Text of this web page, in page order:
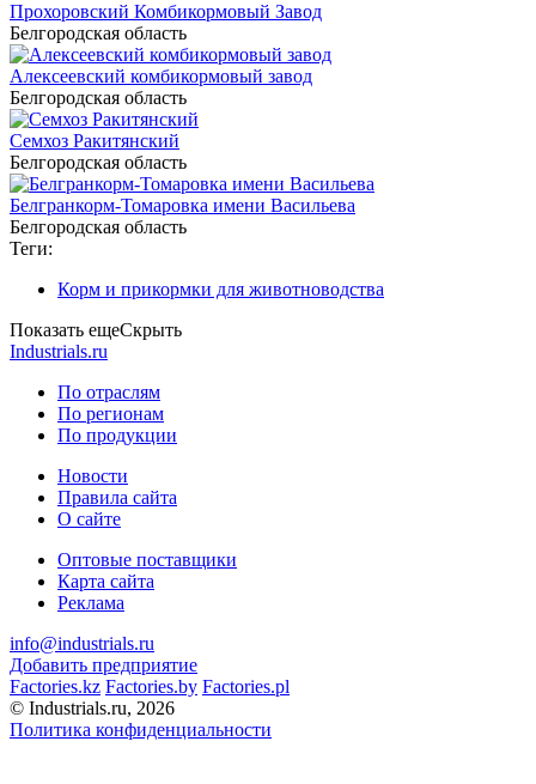
Прохоровский Комбикормовый Завод
Белгородская область
Алексеевский комбикормовый завод
Белгородская область
Семхоз Ракитянский
Белгородская область
Белгранкорм-Томаровка имени Васильева
Белгородская область
Теги:
Корм и прикормки для животноводства
Показать ещеСкрыть
Industrials.ru
По отраслям
По регионам
По продукции
Новости
Правила сайта
О сайте
Оптовые поставщики
Карта сайта
Реклама
info@industrials.ru
Добавить предприятие
Factories.kz Factories.by Factories.pl
© Industrials.ru, 2026
Политика конфиденциальности